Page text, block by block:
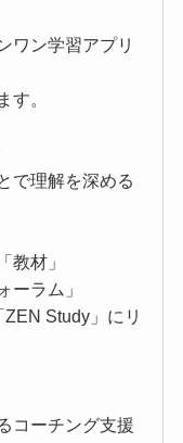
ワン学習アプリ
す。
で理解を深める
教材」
ーラム」
Study」にリ
コーチング支援